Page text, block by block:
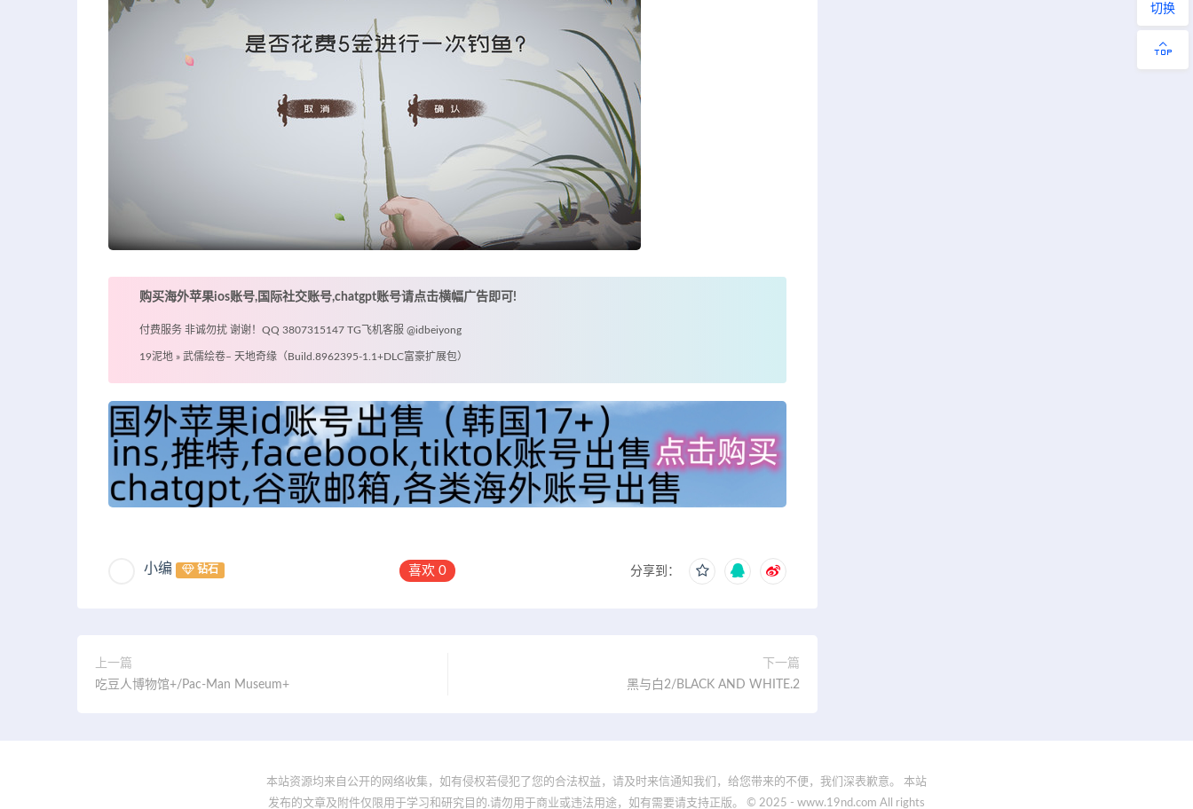
购买海外苹果ios账号,国际社交账号,chatgpt账号请点击横幅广告即可!
付费服务 非诚勿扰 谢谢！QQ 3807315147 TG飞机客服 @idbeiyong
19泥地 » 武儒绘卷– 天地奇缘（Build.8962395-1.1+DLC富豪扩展包）
小编 钻石 喜欢0 分享到：
上一篇
吃豆人博物馆+/Pac-Man Museum+
下一篇
黑与白2/BLACK AND WHITE.2
本站资源均来自公开的网络收集，如有侵权若侵犯了您的合法权益，请及时来信通知我们，给您带来的不便，我们深表歉意。 本站
发布的文章及附件仅限用于学习和研究目的.请勿用于商业或违法用途，如有需要请支持正版。 © 2025 - www.19nd.com All rights
切换